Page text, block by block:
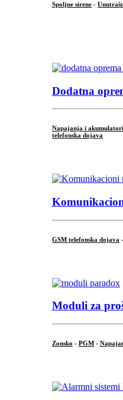
Spoljne sirene -
Dodatna
Napajanja i akumulatori
telefonska dojava
GSM telefonska dojava -
Moduli za
Zonsko - PGM -